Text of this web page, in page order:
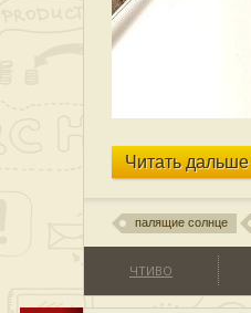
Читать дальше
палящие солнце
ЧТИВО